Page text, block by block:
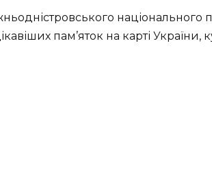
пам’яток на карті